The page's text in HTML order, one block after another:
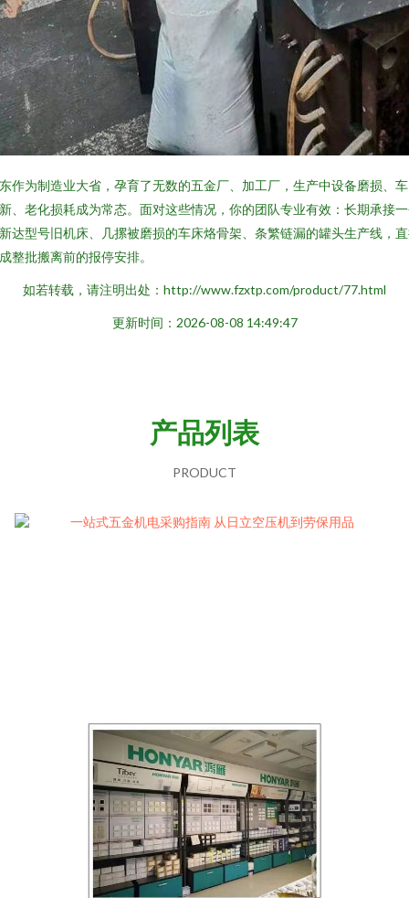
作为制造业大省，孕育了无数的五金厂、加工厂，生产中设备磨损、
、老化损耗成为常态。面对这些情况，你的团队专业有效：长期承接
达型号旧机床、几摞被磨损的车床烙骨架、条繁链漏的罐头生产线，
整批搬离前的报停安排。
如若转载，请注明出处：http://www.fzxtp.com/product/77.html
更新时间：2026-08-08 14:49:47
产品列表
PRODUCT